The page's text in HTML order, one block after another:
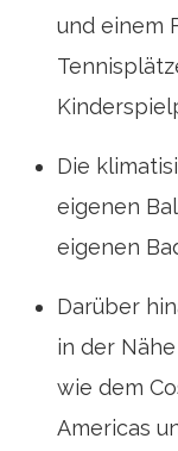
und einem
Die
eigenen
eigenen
Darüber
in der
wie dem
Americas